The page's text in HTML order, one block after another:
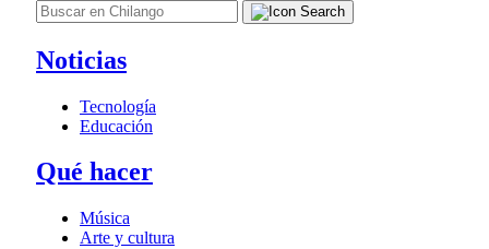
Noticias
Tecnología
Educación
Qué hacer
Música
Arte y cultura